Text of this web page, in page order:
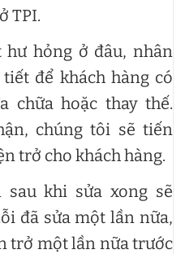
TPI.
hư hỏng ở đâu, nhân
để khách hàng có
chữa hoặc thay thế.
chúng tôi sẽ tiến
trở cho khách hàng.
sau khi sửa xong sẽ
đã sửa một lần nữa,
trở một lần nữa trước